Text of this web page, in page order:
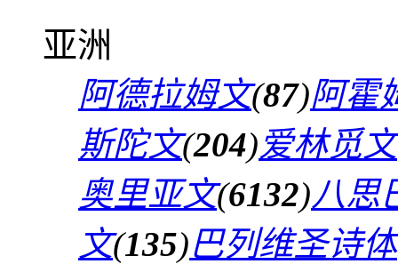
亚洲
阿德拉姆文(87)阿霍
斯陀文(204)爱林觅文
奥里亚文(6132)八思
文(135)巴列维圣诗体